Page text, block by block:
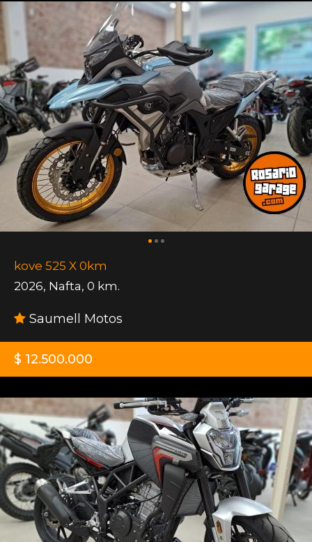
kove 525 X 0km
2026, Nafta, 0 km.
Saumell Motos
$ 12.500.000